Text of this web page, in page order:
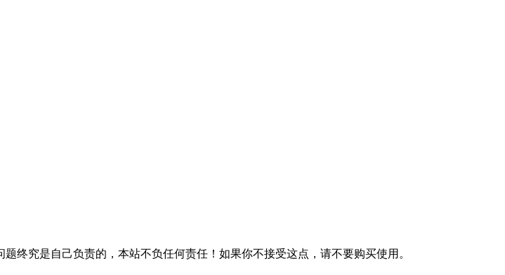
终究是自己负责的，本站不负任何责任！如果你不接受这点，请不要购买使用。